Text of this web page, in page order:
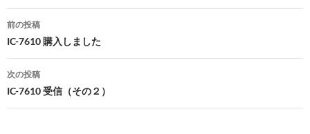
投
稿
ナ
ビ
ゲ
前の投稿
IC-7610 購入しました
次の投稿
IC-7610 受信（その２）